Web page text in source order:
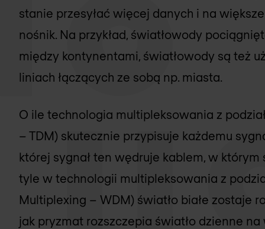
stanie przesyłać więcej danych i na
nośnik. Na przykład, światłowody
między kontynentami, światłowody są też
liniach łączących ze sobą np. miasta.
O ile technologia multipleksowania z
– TDM) skutecznie przypisuje każdemu
której sygnał ten wędruje kablem, w którym
tyle w technologii multipleksowania z
Multiplexing – WDM) światło białe zostaje
jak pryzmat rozszczepia światło dzienne